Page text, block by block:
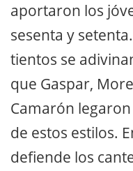
aportaron los
sesenta y
tientos se
que Gaspar,
Camarón
de estos estilos.
defiende los